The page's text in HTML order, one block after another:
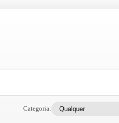
Categoria: